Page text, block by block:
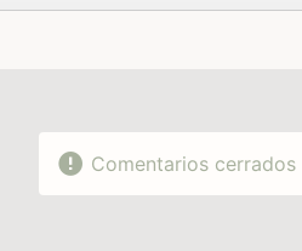
FACEBOOK
TWITTERFLIPBOARD
E-
WHATSAPP
Comentarios cerrados